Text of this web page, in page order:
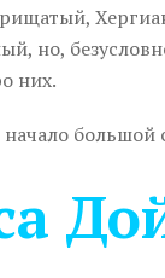
но,
них.
большой